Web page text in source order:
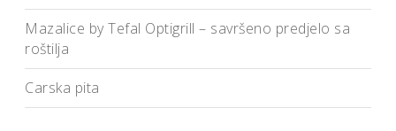
Mazalice by Tefal Optigrill – savršeno predjelo sa
roštilja
Carska pita